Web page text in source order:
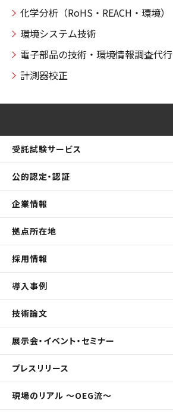
化学分析（RoHS・REACH・環境）
環境システム技術
電子部品の技術・環境情報調査代行
計測器校正
受託試験サービス
公的認定・認証
企業情報
拠点所在地
採用情報
導入事例
技術論文
展示会・イベント・セミナー
プレスリリース
現場のリアル ～OEG流～